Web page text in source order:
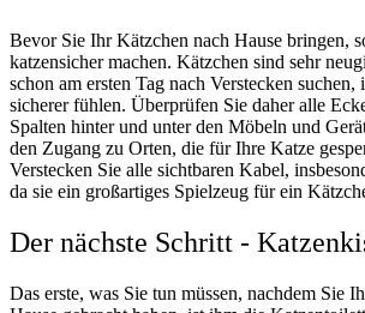
Bevor Sie Ihr Kätzchen nach Hause bringen,
katzensicher machen. Kätzchen sind sehr
schon am ersten Tag nach Verstecken suchen,
sicherer fühlen. Überprüfen Sie daher alle
Spalten hinter und unter den Möbeln und
den Zugang zu Orten, die für Ihre Katze
Verstecken Sie alle sichtbaren Kabel,
da sie ein großartiges Spielzeug für ein
Der nächste Schritt -
Das erste, was Sie tun müssen, nachdem Sie